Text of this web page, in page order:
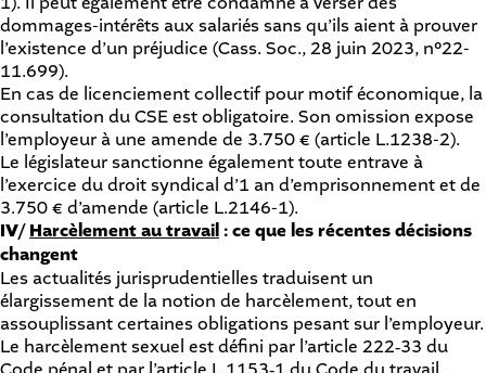
dommages-intérêts aux salariés sans qu’ils aient à prouver
l’existence d’un préjudice (Cass. Soc., 28 juin 2023, n°22-
11.699).
En cas de licenciement collectif pour motif économique, la
consultation du CSE est obligatoire. Son omission expose
l’employeur à une amende de 3.750 € (article L.1238-2).
Le législateur sanctionne également toute entrave à
l’exercice du droit syndical d’1 an d’emprisonnement et de
3.750 € d’amende (article L.2146-1).
IV/Harcèlement au travail: ce que les récentes décisions
changent
Les actualités jurisprudentielles traduisent un
élargissement de la notion de harcèlement, tout en
assouplissant certaines obligations pesant sur l’employeur.
Le harcèlement sexuel est défini par l’article 222‑33 du